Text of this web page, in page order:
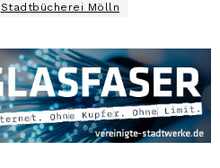
Stadtbücherei Mölln